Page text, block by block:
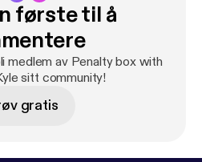
første til å
medlem av Penalty box with
sitt community!
gratis